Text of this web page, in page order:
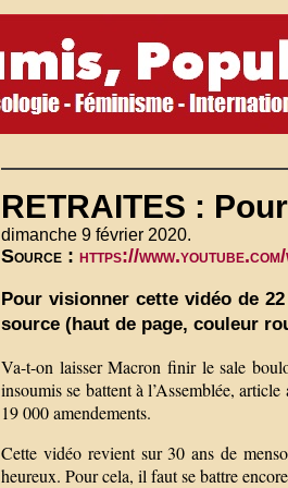
RETRAITES :
dimanche 9 février 2020.
Source :https://
Pour visionner cette vidéo de
source (haut de page, couleur
Va-t-on laisser Macron finir le sale
insoumis se battent à l’Assemblée,
19 000 amendements.
Cette vidéo revient sur 30 ans de
heureux. Pour cela, il faut se battre